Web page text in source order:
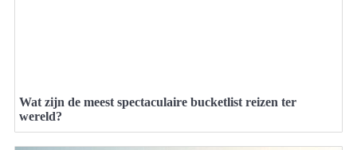
Wat zijn de meest spectaculaire bucketlist reizen ter
wereld?